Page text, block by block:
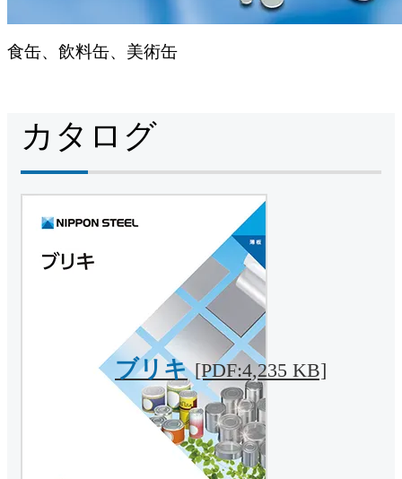
食缶、飲料缶、美術缶
カタログ
ブリキ [PDF:4,235 KB]